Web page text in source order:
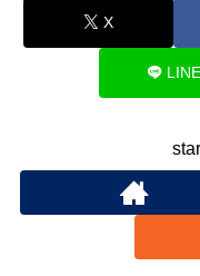
X
LINE